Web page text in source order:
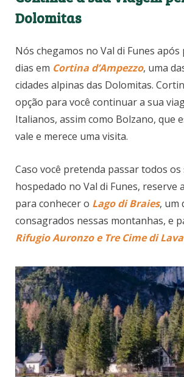
Dolomitas
Nós chegamos no Val di Funes após
dias em Cortina d’Ampezzo, uma
cidades alpinas das Dolomitas.
opção para você continuar a sua
Italianos, assim como Bolzano, que
vale e merece uma visita.
Caso você pretenda passar todos os
hospedado no Val di Funes, reserve
para conhecer o Lago di Braies, um
consagrados nessas montanhas, e
Rifugio Auronzo e Tre Cime di